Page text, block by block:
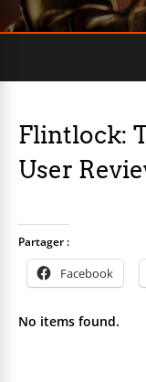
Flintlock:
User
Partager :
Facebook
No items found.